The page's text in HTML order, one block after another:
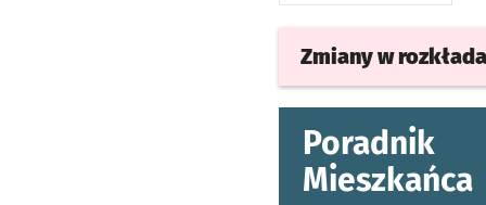
Zmiany w
Poradnik
Mieszkańca